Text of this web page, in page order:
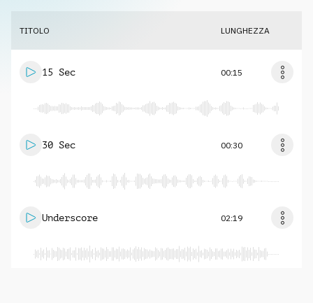
TITOLO LUNGHEZZA
15 Sec 00:15
30 Sec 00:30
Underscore 02:19